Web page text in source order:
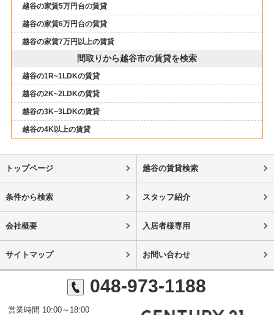
越谷の家賃5万円台の賃貸
越谷の家賃6万円台の賃貸
越谷の家賃7万円以上の賃貸
間取りから越谷市の賃貸を検索
越谷の1R~1LDKの賃貸
越谷の2K~2LDKの賃貸
越谷の3K~3LDKの賃貸
越谷の4K以上の賃貸
トップページ 越谷の賃貸検索
条件から検索 スタッフ紹介
会社概要 入居者様専用
サイトマップ お問い合わせ
048-973-1188
営業時間 10:00～18:00